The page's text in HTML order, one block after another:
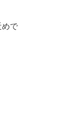
で